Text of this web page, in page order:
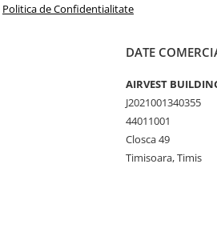
Politica de Confidentialitate
DATE
AIRVEST
J2021001340355
44011001
Closca 49
Timisoara, Timis